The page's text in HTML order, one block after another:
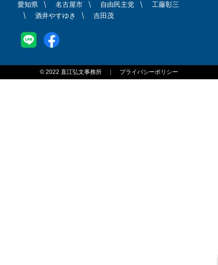
愛知県 名古屋市 自由民主党
工藤彰三
酒井やすゆき
吉田茂
© 2022 直江弘文事務所 プライバシーポリシー